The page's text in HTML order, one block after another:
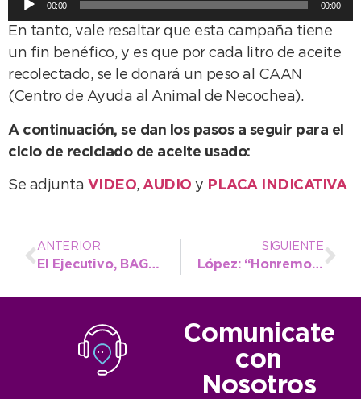
de
00:00 00:00
En tanto, vale resaltar que esta campaña tiene
un fin benéfico, y es que por cada litro de aceite
recolectado, se le donará un peso al CAAN
(Centro de Ayuda al Animal de Necochea).
A continuación, se dan los pasos a seguir para el
ciclo de reciclado de aceite usado:
Se adjunta VIDEO, AUDIO y PLACA INDICATIVA
ANTERIOR
El Ejecutivo, BAGSA y vecinos de Claraz, todos juntos por la obra de gas natural
SIGUIENTE
López: “Honremos la libertad y no permitamos que desde afuera nos vengan a controlar”
Comunicate
con
Nosotros